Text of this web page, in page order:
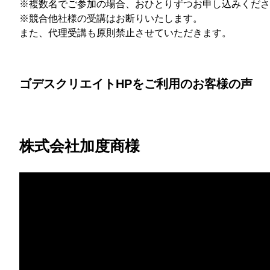
※複数名でご参加の場合、おひとりずつお申し込みくだ
※競合他社様の受講はお断りいたします。
また、代理受講も原則禁止させていただきます。
ゴデスクリエイトHPをご利用のお客様の声
株式会社加度商様